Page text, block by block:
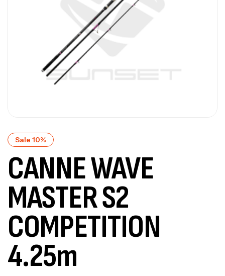
Sale 10%
CANNE WAVE
MASTER S2
COMPETITION
4.25m